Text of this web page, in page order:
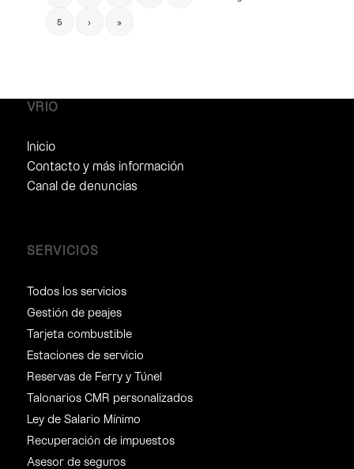
5 › »
VRIO
Inicio
Contacto y más información
Canal de denuncias
SERVICIOS
Todos los servicios
Gestión de peajes
Tarjeta combustible
Estaciones de servicio
Reservas de Ferry y Túnel
Talonarios CMR personalizados
Ley de Salario Mínimo
Recuperación de impuestos
Asesor de seguros